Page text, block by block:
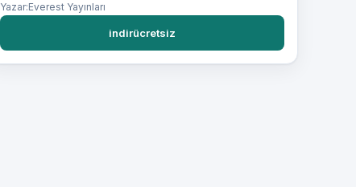
Yazar:Everest Yayınları
indirücretsiz